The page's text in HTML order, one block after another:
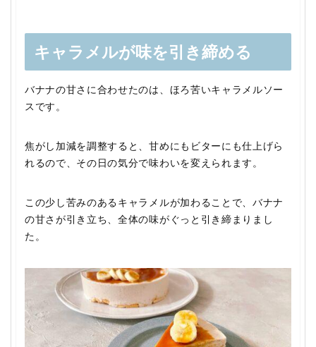
キャラメルが味を引き締める
バナナの甘さに合わせたのは、ほろ苦いキャラメルソー
スです。
焦がし加減を調整すると、甘めにもビターにも仕上げら
れるので、その日の気分で味わいを変えられます。
この少し苦みのあるキャラメルが加わることで、バナナ
の甘さが引き立ち、全体の味がぐっと引き締まりまし
た。